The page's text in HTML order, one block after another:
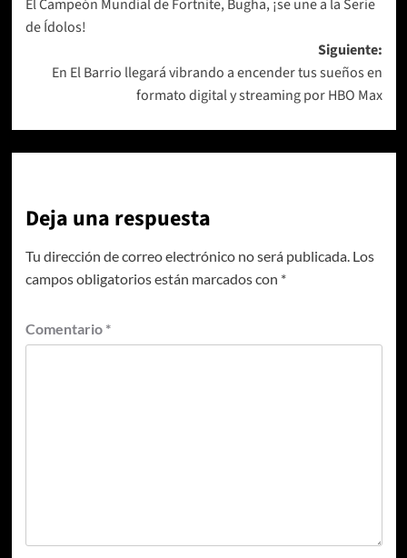
de
entradas
El Campeón Mundial de Fortnite, Bugha, ¡se une a la Serie
de Ídolos!
Siguiente:
En El Barrio llegará vibrando a encender tus sueños en
formato digital y streaming por HBO Max
Deja una respuesta
Tu dirección de correo electrónico no será publicada. Los
campos obligatorios están marcados con *
Comentario *